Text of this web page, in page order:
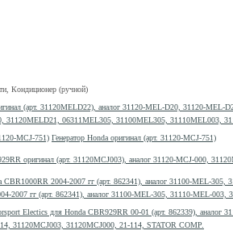
Кондиционер (ручной)
31120MELD21, 06311MEL305, 31100MEL305, 31110MEL003,
Генератор Honda оригинал (арт. 31120-MCJ-751)
2007 гг (арт. 862341), аналог 31100-MEL-305, 31110-MEL-
31120MCJ003, 31120MCJ000, 21-114, STATOR COMP.